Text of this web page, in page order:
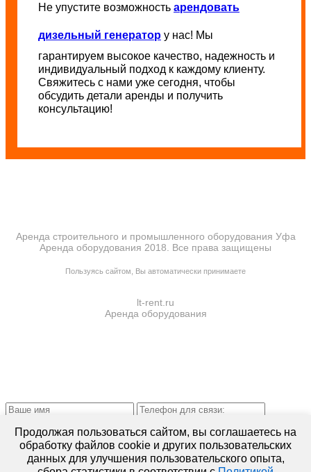
Не упустите возможность арендовать
дизельный генератор у нас! Мы
гарантируем высокое качество, надежность и
индивидуальный подход к каждому клиенту.
Свяжитесь с нами уже сегодня, чтобы
обсудить детали аренды и получить
консультацию!
Аренда строительного и промышленного оборудования Уфа
Аренда оборудования 2018. Все права защищены
Пользуясь сайтом, Вы автоматически принимаете
lt-rent.ru
Аренда оборудования
персональных данных*
Продолжая пользоваться сайтом, вы соглашаетесь на
обработку файлов cookie и других пользовательских
данных для улучшения пользовательского опыта,